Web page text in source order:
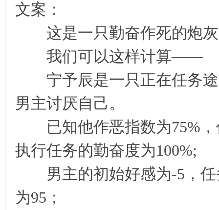
文案：
这是一只勤奋作死的炮灰
我们可以这样计算——
宁予辰是一只正在任务途
男主讨厌自己。
已知他作恶指数为75%，
执行任务的勤奋度为100%;
男主的初始好感为-5，任
为95；